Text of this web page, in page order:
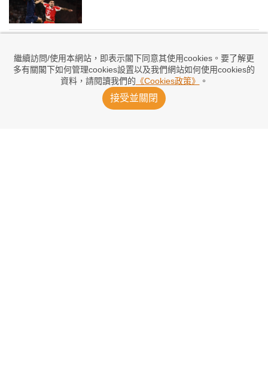
繼續訪問/使用本網站，即表示閣下同意其使用cookies。要了解更
多有關閣下如何管理cookies設置以及我們網站如何使用cookies的
資料，請閱讀我們的 《Cookies政策》 。
接受並關閉
2026/07/31 02:18
傳穆亞斯拿不隨「仁」出征亞洲
2026/07/30 10:06